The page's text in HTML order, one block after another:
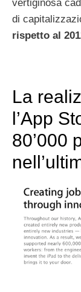
vertiginosa
di
rispetto al
La
l’App
80’000